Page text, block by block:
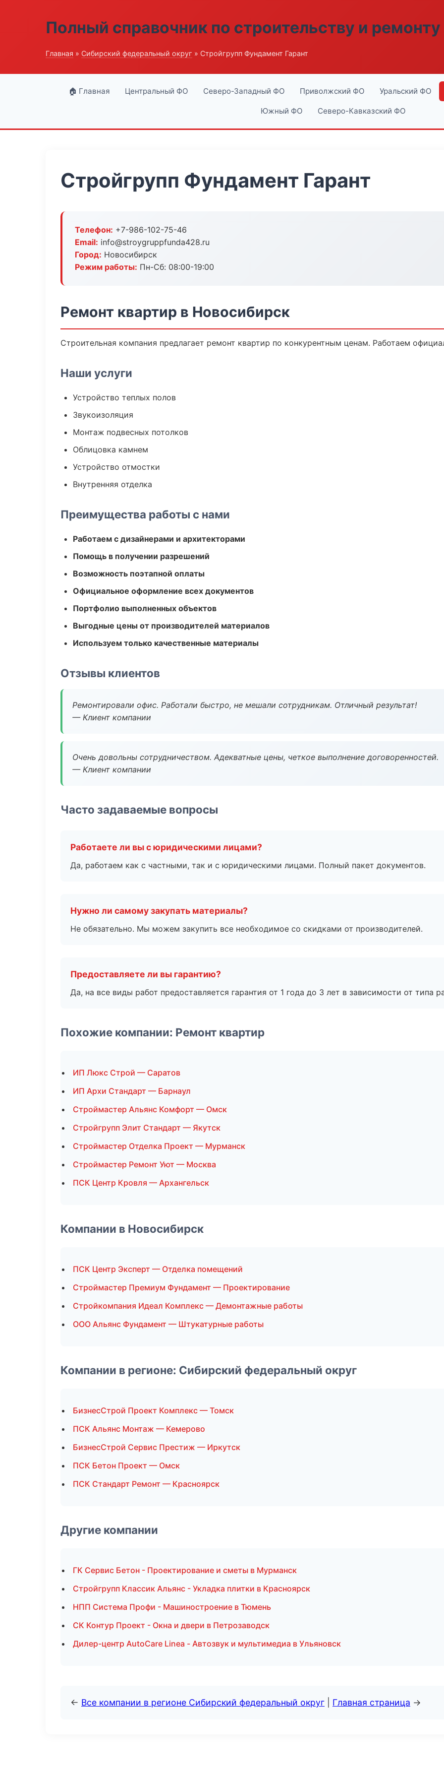
Полный справочник по строительству и ремонту
Главная » Сибирский федеральный округ » Стройгрупп Фундамент Гарант
🏠 Главная Центральный ФО Северо-Западный ФО Приволжский ФО Уральский ФО
Южный ФО Северо-Кавказский ФО
Стройгрупп Фундамент Гарант
Телефон: +7-986-102-75-46
Email: info@stroygruppfunda428.ru
Город: Новосибирск
Режим работы: Пн-Сб: 08:00-19:00
Ремонт квартир в Новосибирск
Строительная компания предлагает ремонт квартир по конкурентным ценам. Работаем
Наши услуги
Устройство теплых полов
Звукоизоляция
Монтаж подвесных потолков
Облицовка камнем
Устройство отмостки
Внутренняя отделка
Преимущества работы с нами
Работаем с дизайнерами и архитекторами
Помощь в получении разрешений
Возможность поэтапной оплаты
Официальное оформление всех документов
Портфолио выполненных объектов
Выгодные цены от производителей материалов
Используем только качественные материалы
Отзывы клиентов
Ремонтировали офис. Работали быстро, не мешали сотрудникам. Отличный результат!
— Клиент компании
Очень довольны сотрудничеством. Адекватные цены, четкое выполнение договоренностей.
— Клиент компании
Часто задаваемые вопросы
Работаете ли вы с юридическими лицами?
Да, работаем как с частными, так и с юридическими лицами. Полный пакет документов.
Нужно ли самому закупать материалы?
Не обязательно. Мы можем закупить все необходимое со скидками от производителей.
Предоставляете ли вы гарантию?
Да, на все виды работ предоставляется гарантия от 1 года до 3 лет в зависимости от типа
Похожие компании: Ремонт квартир
ИП Люкс Строй — Саратов
ИП Архи Стандарт — Барнаул
Строймастер Альянс Комфорт — Омск
Стройгрупп Элит Стандарт — Якутск
Строймастер Отделка Проект — Мурманск
Строймастер Ремонт Уют — Москва
ПСК Центр Кровля — Архангельск
Компании в Новосибирск
ПСК Центр Эксперт — Отделка помещений
Строймастер Премиум Фундамент — Проектирование
Стройкомпания Идеал Комплекс — Демонтажные работы
ООО Альянс Фундамент — Штукатурные работы
Компании в регионе: Сибирский федеральный округ
БизнесСтрой Проект Комплекс — Томск
ПСК Альянс Монтаж — Кемерово
БизнесСтрой Сервис Престиж — Иркутск
ПСК Бетон Проект — Омск
ПСК Стандарт Ремонт — Красноярск
Другие компании
ГК Сервис Бетон - Проектирование и сметы в Мурманск
Стройгрупп Классик Альянс - Укладка плитки в Красноярск
НПП Система Профи - Машиностроение в Тюмень
СК Контур Проект - Окна и двери в Петрозаводск
Дилер-центр AutoCare Linea - Автозвук и мультимедиа в Ульяновск
← Все компании в регионе Сибирский федеральный округ Главная страница →